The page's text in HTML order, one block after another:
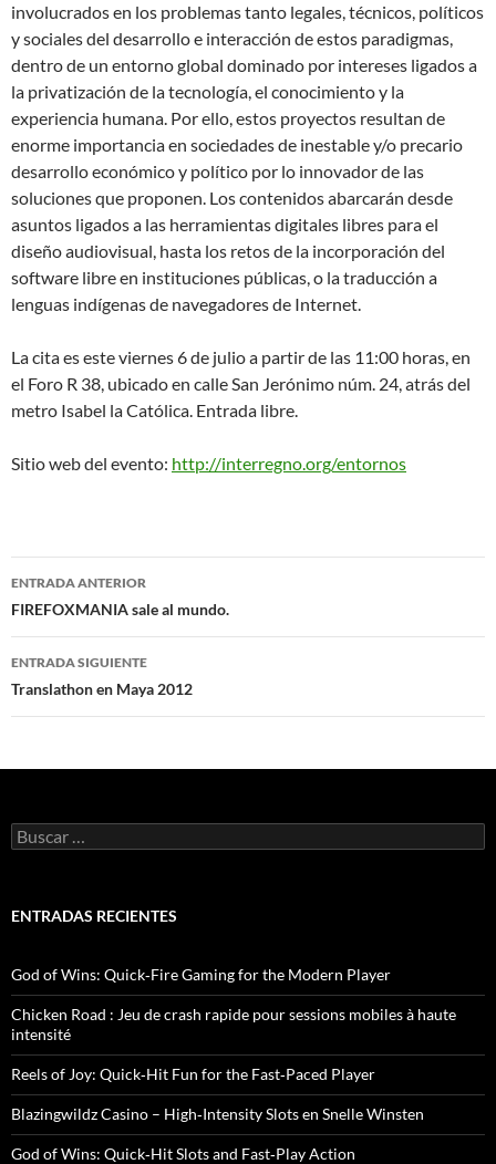
involucrados en los problemas tanto legales, técnicos, políticos
y sociales del desarrollo e interacción de estos paradigmas,
dentro de un entorno global dominado por intereses ligados a
la privatización de la tecnología, el conocimiento y la
experiencia humana. Por ello, estos proyectos resultan de
enorme importancia en sociedades de inestable y/o precario
desarrollo económico y político por lo innovador de las
soluciones que proponen. Los contenidos abarcarán desde
asuntos ligados a las herramientas digitales libres para el
diseño audiovisual, hasta los retos de la incorporación del
software libre en instituciones públicas, o la traducción a
lenguas indígenas de navegadores de Internet.
La cita es este viernes 6 de julio a partir de las 11:00 horas, en
el Foro R 38, ubicado en calle San Jerónimo núm. 24, atrás del
metro Isabel la Católica. Entrada libre.
Sitio web del evento: http://interregno.org/entornos
Navegación
de
entradas
ENTRADA ANTERIOR
FIREFOXMANIA sale al mundo.
ENTRADA SIGUIENTE
Translathon en Maya 2012
B
u
a
ENTRADAS RECIENTES
God of Wins: Quick‑Fire Gaming for the Modern Player
Chicken Road : Jeu de crash rapide pour sessions mobiles à haute
intensité
Reels of Joy: Quick‑Hit Fun for the Fast‑Paced Player
Blazingwildz Casino – High‑Intensity Slots en Snelle Winsten
God of Wins: Quick‑Hit Slots and Fast‑Play Action